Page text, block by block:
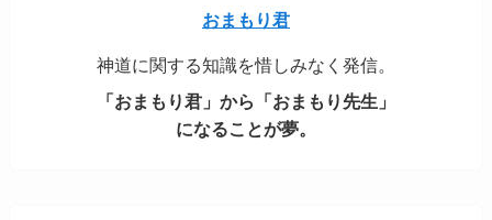
おまもり君
神道に関する知識を惜しみなく発信。
「おまもり君」から「おまもり先生」
になることが夢。